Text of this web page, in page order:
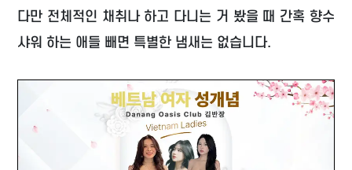
다만 전체적인 채취나 하고 다니는 거 봤을 때 간혹 향수
샤워 하는 애들 빼면 특별한 냄새는 없습니다.